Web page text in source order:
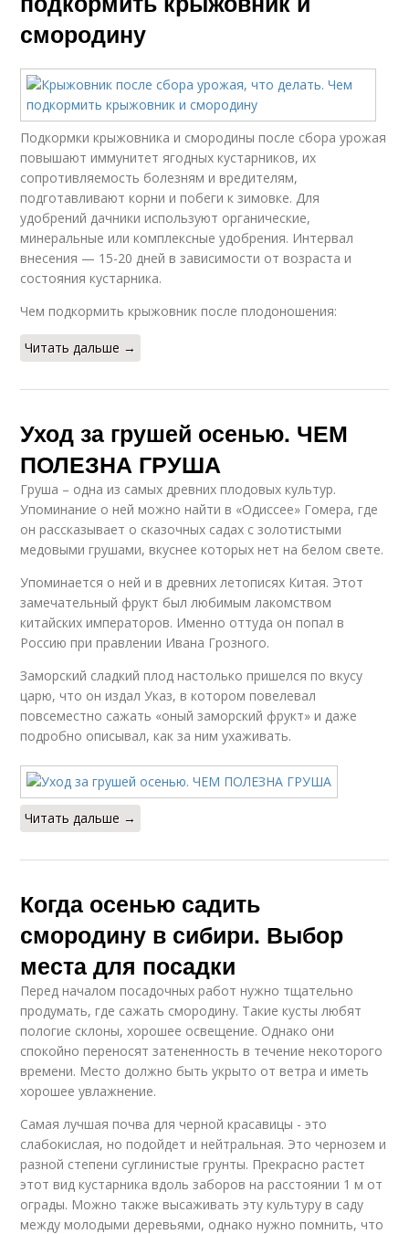
смородину
Подкормки крыжовника и смородины после сбора урожая
повышают иммунитет ягодных кустарников, их
сопротивляемость болезням и вредителям,
подготавливают корни и побеги к зимовке. Для
удобрений дачники используют органические,
минеральные или комплексные удобрения. Интервал
внесения — 15-20 дней в зависимости от возраста и
состояния кустарника.
Чем подкормить крыжовник после плодоношения:
Читать дальше →
Уход за грушей осенью. ЧЕМ
ПОЛЕЗНА ГРУША
Груша – одна из самых древних плодовых культур.
Упоминание о ней можно найти в «Одиссее» Гомера, где
он рассказывает о сказочных садах с золотистыми
медовыми грушами, вкуснее которых нет на белом свете.
Упоминается о ней и в древних летописях Китая. Этот
замечательный фрукт был любимым лакомством
китайских императоров. Именно оттуда он попал в
Россию при правлении Ивана Грозного.
Заморский сладкий плод настолько пришелся по вкусу
царю, что он издал Указ, в котором повелевал
повсеместно сажать «оный заморский фрукт» и даже
подробно описывал, как за ним ухаживать.
Читать дальше →
Когда осенью садить
смородину в сибири. Выбор
места для посадки
Перед началом посадочных работ нужно тщательно
продумать, где сажать смородину. Такие кусты любят
пологие склоны, хорошее освещение. Однако они
спокойно переносят затененность в течение некоторого
времени. Место должно быть укрыто от ветра и иметь
хорошее увлажнение.
Самая лучшая почва для черной красавицы - это
слабокислая, но подойдет и нейтральная. Это чернозем и
разной степени суглинистые грунты. Прекрасно растет
этот вид кустарника вдоль заборов на расстоянии 1 м от
ограды. Можно также высаживать эту культуру в саду
между молодыми деревьями, однако нужно помнить, что